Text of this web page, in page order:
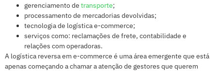
gerenciamento de transporte;
processamento de mercadorias devolvidas;
tecnologia de logística e-commerce;
serviços como: reclamações de frete, contabilidade e
relações com operadoras.
A logística reversa em e-commerce é uma área emergente que está
apenas começando a chamar a atenção de gestores que querem